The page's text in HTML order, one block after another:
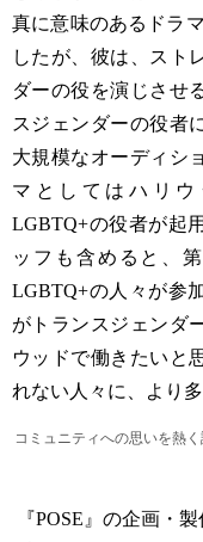
真に意味のあるドラ
したが、彼は、スト
ダーの役を演じさせ
スジェンダーの役者
大規模なオーディシ
マとしてはハリ
LGBTQ+の役者が起
ッフも含めると、
LGBTQ+の人々が参
がトランスジェンダ
ウッドで働きたいと
れない人々に、より
コミュニティへの思いを熱
『POSE』の企画・